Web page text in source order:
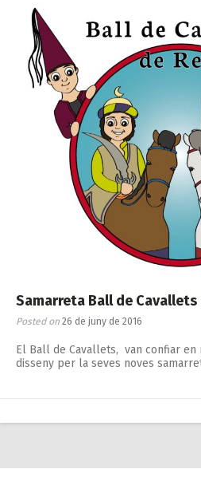
Samarreta Ball de Cavallets
Posted on 26 de juny de 2016
El Ball de Cavallets, van confiar
disseny per la seves noves